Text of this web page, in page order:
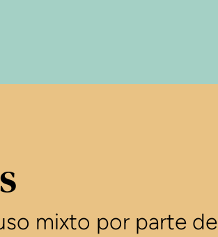
mixto por parte de